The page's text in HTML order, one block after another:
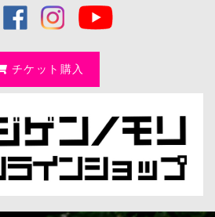
チケット購入